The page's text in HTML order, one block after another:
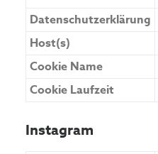
Datenschutzerklärung
Host(s)
Cookie Name
Cookie Laufzeit
Instagram